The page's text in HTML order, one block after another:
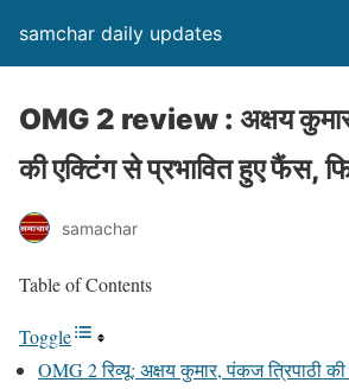
samchar daily updates
OMG 2 review : अक्षय
की एक्टिंग से प्रभावित हुए फैंस,
samachar
Table of Contents
Toggle
OMG 2 रिव्यू: अक्षय कुमार, पंकज त्रिपाठी